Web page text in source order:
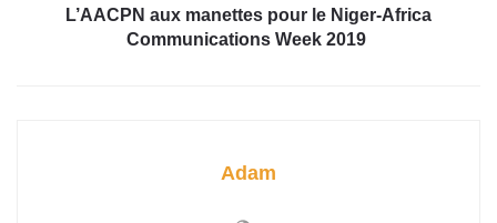
L’AACPN aux manettes pour le Niger-Africa
Communications Week 2019
Adam